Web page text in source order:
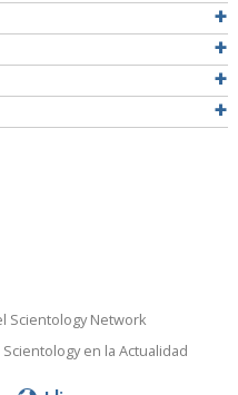
Scientology Network
en la Actualidad